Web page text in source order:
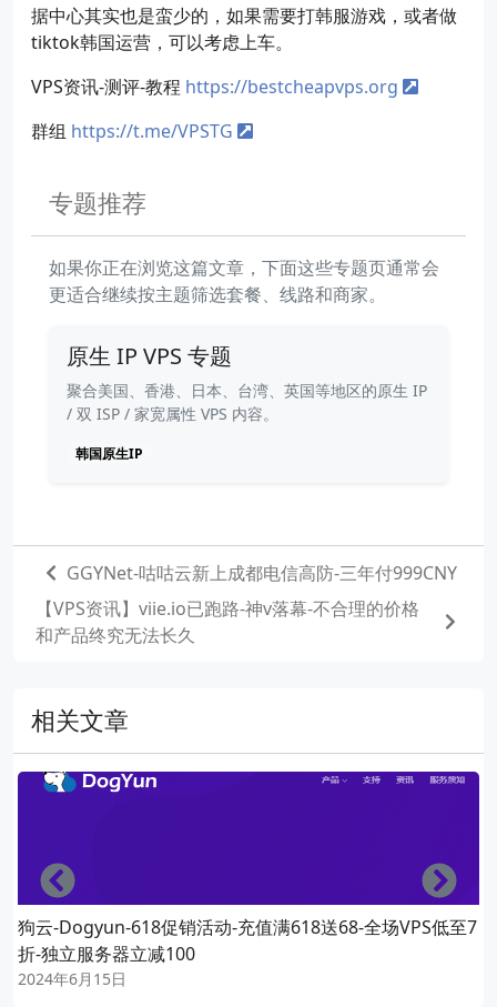
据中心其实也是蛮少的，如果需要打韩服游戏，或者做
tiktok韩国运营，可以考虑上车。
VPS资讯-测评-教程 https://bestcheapvps.org
群组 https://t.me/VPSTG
专题推荐
如果你正在浏览这篇文章，下面这些专题页通常会
更适合继续按主题筛选套餐、线路和商家。
原生 IP VPS 专题
聚合美国、香港、日本、台湾、英国等地区的原生 IP
/ 双 ISP / 家宽属性 VPS 内容。
韩国原生IP
GGYNet-咕咕云新上成都电信高防-三年付999CNY
【VPS资讯】viie.io已跑路-神v落幕-不合理的价格
和产品终究无法长久
相关文章
狗云-Dogyun-618促销活动-充值满618送68-全场VPS低至7
折-独立服务器立减100
2024年6月15日
Left